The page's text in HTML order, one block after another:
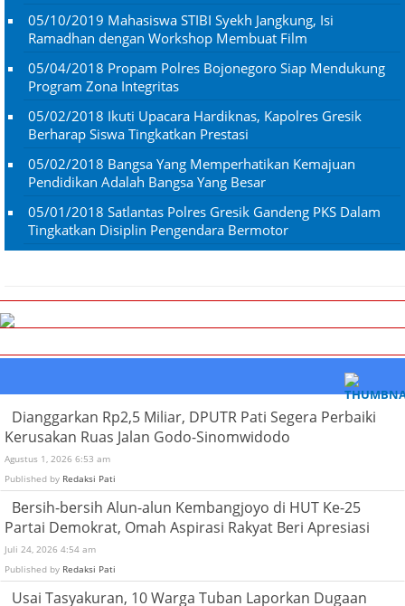
05/10/2019 Mahasiswa STIBI Syekh Jangkung, Isi
Ramadhan dengan Workshop Membuat Film
05/04/2018 Propam Polres Bojonegoro Siap Mendukung
Program Zona Integritas
05/02/2018 Ikuti Upacara Hardiknas, Kapolres Gresik
Berharap Siswa Tingkatkan Prestasi
05/02/2018 Bangsa Yang Memperhatikan Kemajuan
Pendidikan Adalah Bangsa Yang Besar
05/01/2018 Satlantas Polres Gresik Gandeng PKS Dalam
Tingkatkan Disiplin Pengendara Bermotor
Dianggarkan Rp2,5 Miliar, DPUTR Pati Segera Perbaiki
Kerusakan Ruas Jalan Godo-Sinomwidodo
Agustus 1, 2026 6:53 am
Published by Redaksi Pati
Bersih-bersih Alun-alun Kembangjoyo di HUT Ke-25
Partai Demokrat, Omah Aspirasi Rakyat Beri Apresiasi
Juli 24, 2026 4:54 am
Published by Redaksi Pati
Usai Tasyakuran, 10 Warga Tuban Laporkan Dugaan